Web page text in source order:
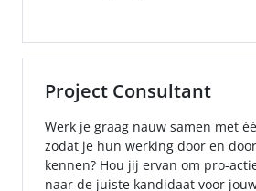
Project Consultant
Werk je graag nauw samen met
zodat je hun werking door en
kennen? Hou jij ervan om pro-
naar de juiste kandidaat voor